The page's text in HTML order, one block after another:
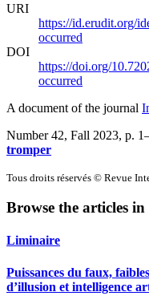
URI
https://id.erudit.org/
occurred
DOI
https://doi.org/
occurred
A document of the journal
Number 42, Fall 2023, p.
tromper
Tous droits réservés © Revue
Browse the articles in
Liminaire
Puissances du faux,
d’illusion et intelligence